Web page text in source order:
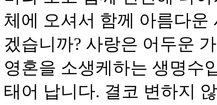
체에 오셔서 함께 아름다
겠습니까? 사랑은 어두운
영혼을 소생케하는 생명수
태어 납니다. 결코 변하지